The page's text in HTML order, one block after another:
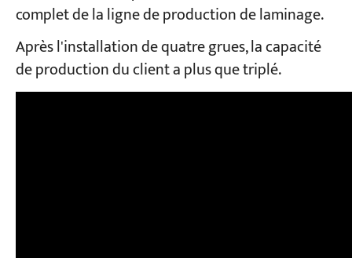
complet de la ligne de production de laminage.
Après l'installation de quatre grues, la capacité
de production du client a plus que triplé.